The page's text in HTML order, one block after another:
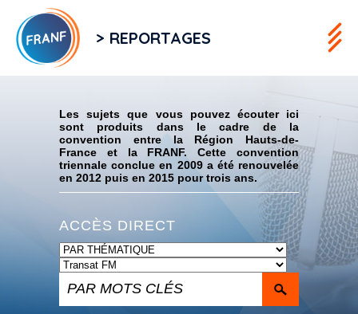
> REPORTAGES
Les sujets que vous pouvez écouter ici
sont produits dans le cadre de la
convention entre la Région Hauts-de-
France et la FRANF. Cette convention
triennale conclue en 2009 a été renouvelée
en 2012 puis en 2015 pour trois ans.
ACCÈS DIRECT